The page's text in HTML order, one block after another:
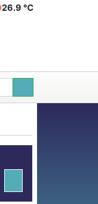
26.9 ℃